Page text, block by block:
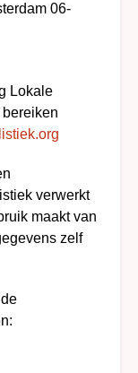
06-
Lokale
verwerkt
maakt van
zelf